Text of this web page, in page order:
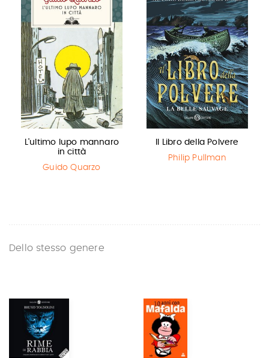
L'ultimo lupo mannaro
in città
Guido Quarzo
Il Libro della Polvere
Philip Pullman
Dello stesso genere